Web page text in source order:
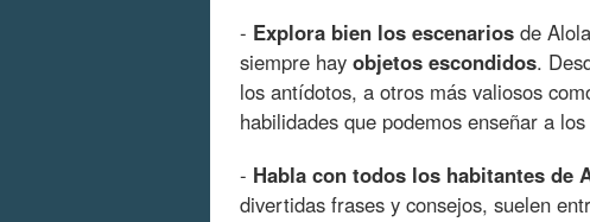
- Explora bien los escenarios de
siempre hay objetos escondidos.
los antídotos, a otros más valiosos
habilidades que podemos enseñar a
- Habla con todos los habitantes de
divertidas frases y consejos, suelen